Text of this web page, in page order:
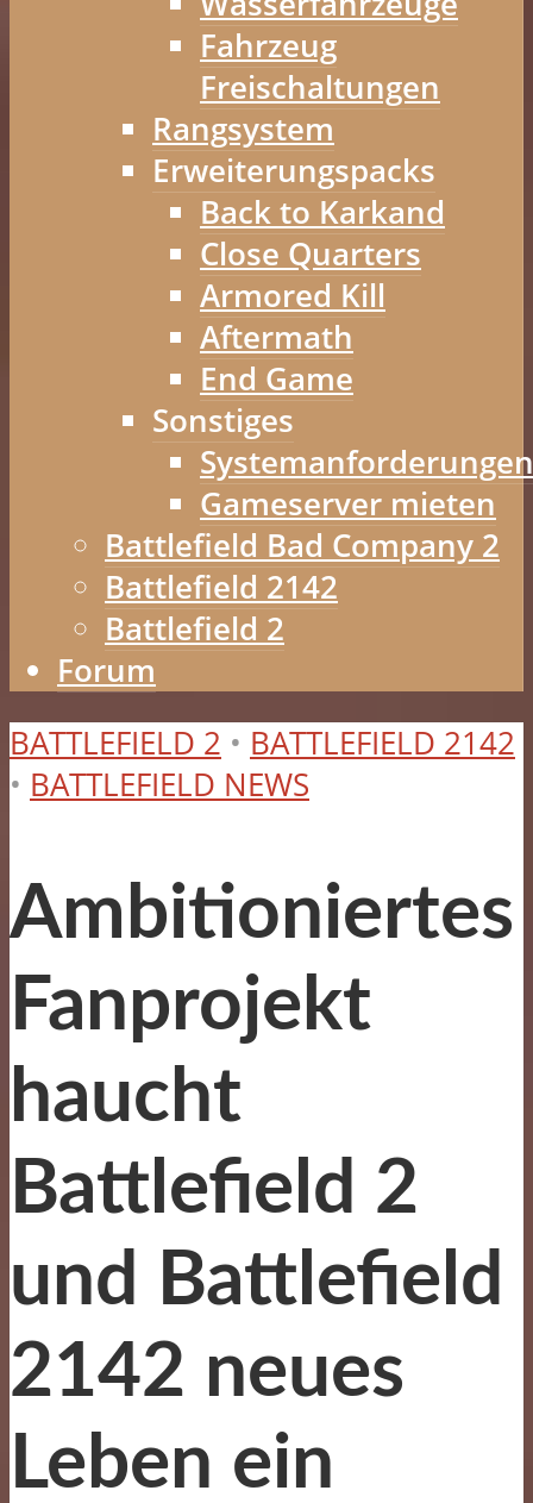
Fahrzeug
Freischaltungen
Rangsystem
Erweiterungspacks
Back to Karkand
Close Quarters
Armored Kill
Aftermath
End Game
Sonstiges
Systemanforderungen
Gameserver mieten
Battlefield Bad Company 2
Battlefield 2142
Battlefield 2
Forum
BATTLEFIELD 2 • BATTLEFIELD 2142
• BATTLEFIELD NEWS
Ambitioniertes
Fanprojekt
haucht
Battlefield 2
und Battlefield
2142 neues
Leben ein